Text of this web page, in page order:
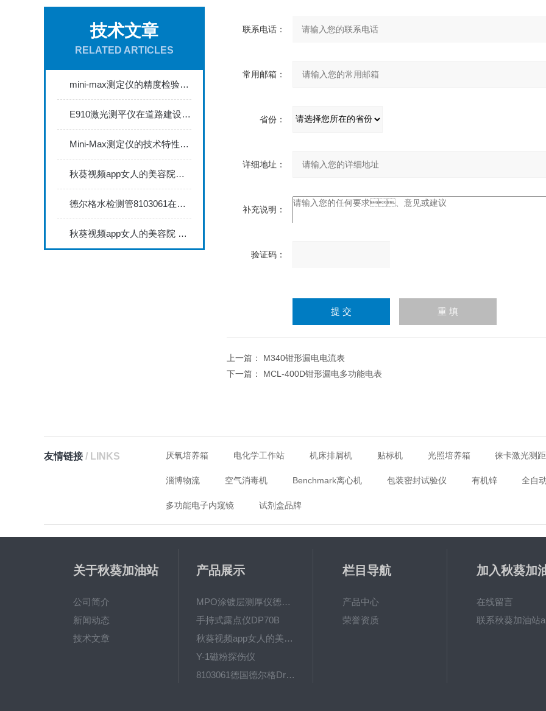
技术文章
RELATED ARTICLES
mini-max测定仪的精度检验与校准方法探讨
E910激光测平仪在道路建设中的关键作用
Mini-Max测定仪的技术特性与典型应用场景深度解读
秋葵视频app女人的美容院秋葵视频app下载安装735FN1.5正确的校准步骤
德尔格水检测管8103061在压缩空气质量检测中的应用
秋葵视频app女人的美容院 minitest2500配N02探头如何两点校准？
联系电话：
常用邮箱：
省份：
详细地址：
补充说明：
验证码：
入
计算结果（填写阿拉伯数
字），如：三加四=7
上一篇： M340钳形漏电电流表
下一篇： MCL-400D钳形漏电多功能电表
友情链接/ LINKS 厌氧培养箱 电化学工作站 机床排屑机 贴标机 光照培养箱 徕卡激光测
淄博物流 空气消毒机 Benchmark离心机 包装密封试验仪 有机锌 全自
多功能电子内窥镜 试剂盒品牌
关于秋葵加油站
公司简介
新闻动态
技术文章
产品展示
MPO涂镀层测厚仪德国菲希尔FISCHER
手持式露点仪DP70B
秋葵视频app女人的美容院 600BF秋葵视频app下载安装
Y-1磁粉探伤仪
8103061德国德尔格Dräger检测管
栏目导航
产品中心
荣誉资质
加入秋葵加
在线留言
联系秋葵加油站